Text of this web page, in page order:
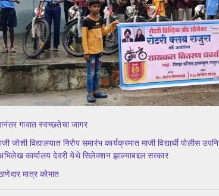
गावात स्वच्छतेचा जागर
जोशी विद्यालयात निरोप समारंभ कार्यक्रमात माजी विद्यार्थी पोलीस
कार्यालय देवरी येथे सिलेक्शन झाल्याबद्दल सत्कार
मात्र कोमात